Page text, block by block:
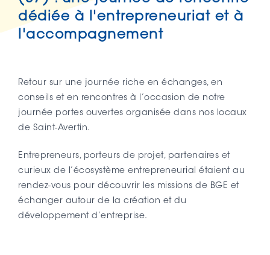
dédiée à l'entrepreneuriat et à
l'accompagnement
Retour sur une journée riche en échanges, en
conseils et en rencontres à l’occasion de notre
journée portes ouvertes organisée dans nos locaux
de Saint-Avertin.
Entrepreneurs, porteurs de projet, partenaires et
curieux de l’écosystème entrepreneurial étaient au
rendez-vous pour découvrir les missions de BGE et
échanger autour de la création et du
développement d’entreprise.